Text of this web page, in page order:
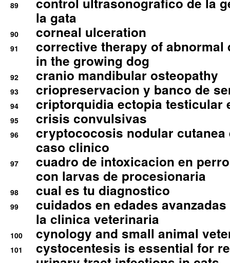
89
la gata
90 corneal ulceration
91
corrective therapy of abnormal
in the growing dog
92 cranio mandibular osteopathy
93 criopreservacion y banco de
94 criptorquidia ectopia testicular
95 crisis convulsivas
96
cryptococosis nodular cutanea
caso clinico
97
cuadro de intoxicacion en
con larvas de procesionaria
98 cual es tu diagnostico
99
cuidados en edades
la clinica veterinaria
100 cynology and small animal
101
cystocentesis is essential for